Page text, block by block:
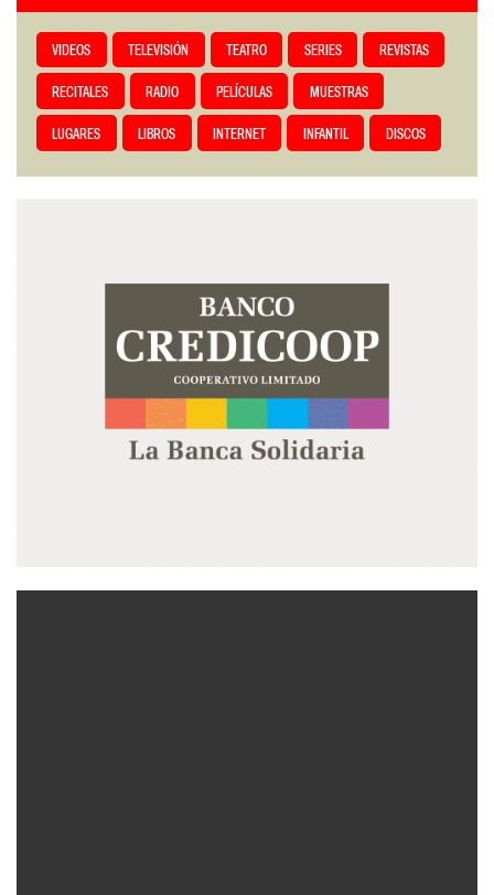
VIDEOS TELEVISIÓN TEATRO SERIES REVISTAS
RECITALES RADIO PELÍCULAS MUESTRAS
LUGARES LIBROS INTERNET INFANTIL DISCOS